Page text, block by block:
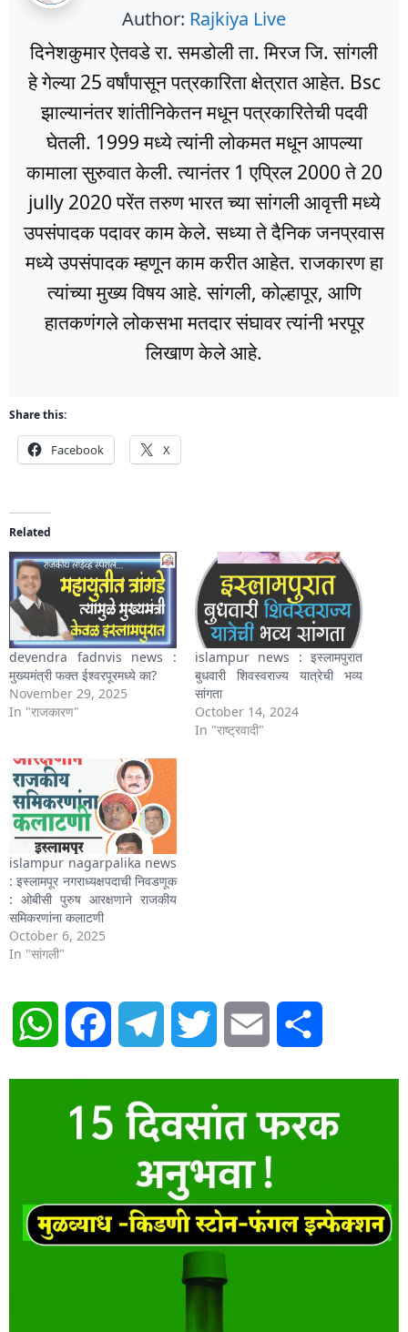
Author: Rajkiya Live
दिनेशकुमार ऐतवडे रा. समडोली ता. मिरज जि. सांगली
हे गेल्या 25 वर्षांपासून पत्रकारिता क्षेत्रात आहेत. Bsc
झाल्यानंतर शांतीनिकेतन मधून पत्रकारितेची पदवी
घेतली. 1999 मध्ये त्यांनी लोकमत मधून आपल्या
कामाला सुरुवात केली. त्यानंतर 1 एप्रिल 2000 ते 20
jully 2020 परेंत तरुण भारत च्या सांगली आवृत्ती मध्ये
उपसंपादक पदावर काम केले. सध्या ते दैनिक जनप्रवास
मध्ये उपसंपादक म्हणून काम करीत आहेत. राजकारण हा
त्यांच्या मुख्य विषय आहे. सांगली, कोल्हापूर, आणि
हातकणंगले लोकसभा मतदार संघावर त्यांनी भरपूर
लिखाण केले आहे.
Share this:
Facebook X
Related
devendra fadnvis news :
मुख्यमंत्री फक्त ईश्वरपूरमध्ये का?
November 29, 2025
In "राजकारण"
islampur news : इस्लामपुरात
बुधवारी शिवस्वराज्य यात्रेची भव्य
सांगता
October 14, 2024
In "राष्ट्रवादी"
islampur nagarpalika news
: इस्लामपूर नगराध्यक्षपदाची निवडणूक
: ओबीसी पुरुष आरक्षणाने राजकीय
समिकरणांना कलाटणी
October 6, 2025
In "सांगली"
WhatsAppFacebook Telegram Twitter Email